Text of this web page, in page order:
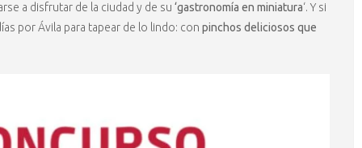
a disfrutar de la ciudad y de su ‘gastronomía en miniatura‘. Y si
por Ávila para tapear de lo lindo: con pinchos deliciosos que